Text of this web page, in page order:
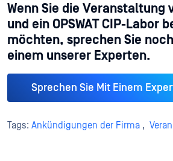
Wenn Sie die Veranstaltung
und ein OPSWAT CIP-Labor
möchten, sprechen Sie
einem unserer Experten.
Sprechen Sie Mit Einem
Tags: Ankündigungen der Firma ,